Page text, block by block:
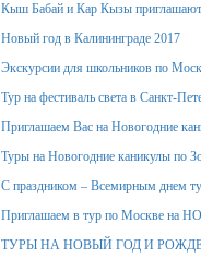
Кыш Бабай и Кар Кызы
Новый год в Калининграде 2017
Экскурсии для школьников по
Тур на фестиваль света в Санкт-
Приглашаем Вас на Новогодние
Туры на Новогодние каникулы по
С праздником – Всемирным днем
Приглашаем в тур по Москве на
ТУРЫ НА НОВЫЙ ГОД И